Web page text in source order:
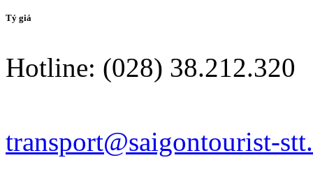
Tỷ giá
Hotline: (028) 38.212.320
transport@saigontourist-